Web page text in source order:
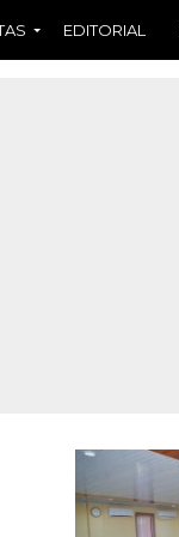
EDITORIAL